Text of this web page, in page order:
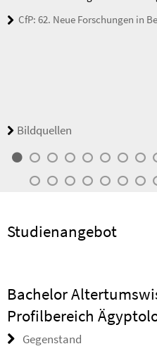
CfP: 62. Neue Forschungen in
Bildquellen
Studienangebot
Bachelor
Profilbereich
Gegenstand